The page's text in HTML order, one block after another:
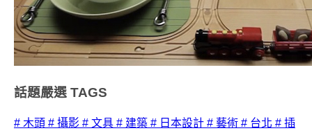
話題嚴選 TAGS
# 木頭 # 攝影 # 文具 # 建築 # 日本設計 # 藝術 # 台北 # 插